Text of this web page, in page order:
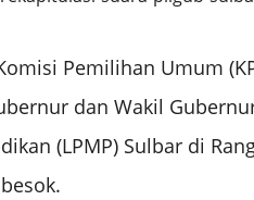
Pemilihan Umum
dan Wakil
(LPMP) Sulbar di